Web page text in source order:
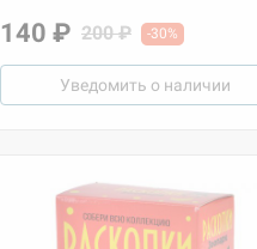
140 ₽ 200 ₽ -30%
Уведомить о наличии